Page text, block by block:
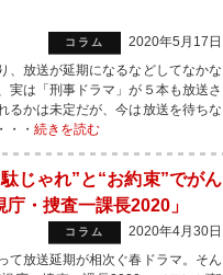
コラム
2020年5月17日
放送が延期になるなどしてなかな
実は「刑事ドラマ」が５本も放送さ
るかは未定だが、今は放送を待ちな
・・ 続きを読む
じゃれ”と“お約束”でがん
・捜査一課長2020」
コラム
2020年4月30日
放送延期が相次ぐ春ドラマ。そん